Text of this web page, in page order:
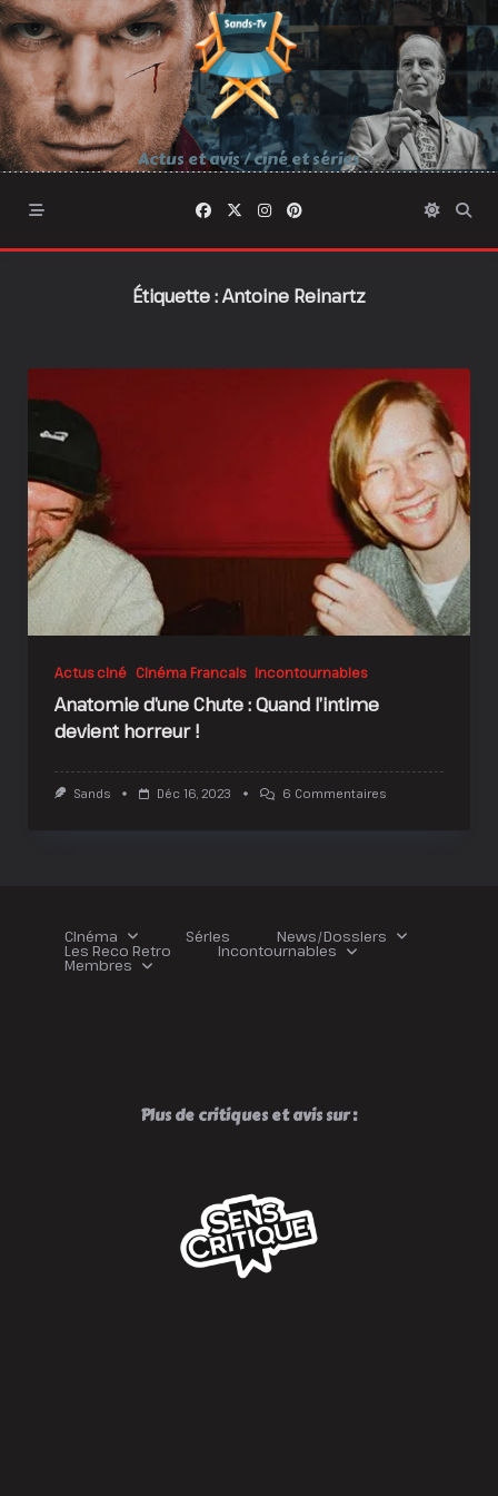
Skip
to
content
Actus et avis / ciné et séries
Étiquette :Antoine Reinartz
Actus ciné Cinéma Francais Incontournables
Anatomie d’une Chute : Quand l’intime
devient horreur !
Sands Déc 16, 2023 6 CommentairesSur
!
Cinéma Séries News/Dossiers
Les Reco Retro Incontournables
Membres
Plus de critiques et avis sur :